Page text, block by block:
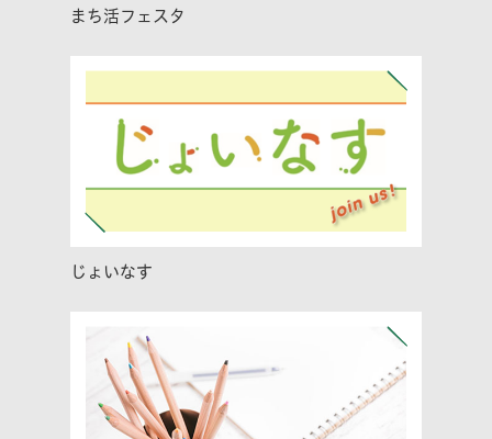
まち活フェスタ
じょいなす